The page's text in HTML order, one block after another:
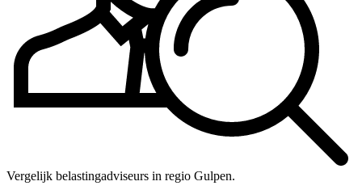
Vergelijk belastingadviseurs in regio Gulpen.